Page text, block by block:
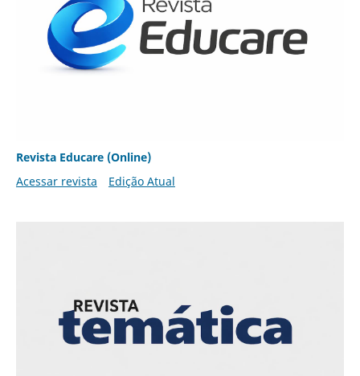
Revista Educare (Online)
Acessar revista
Edição Atual